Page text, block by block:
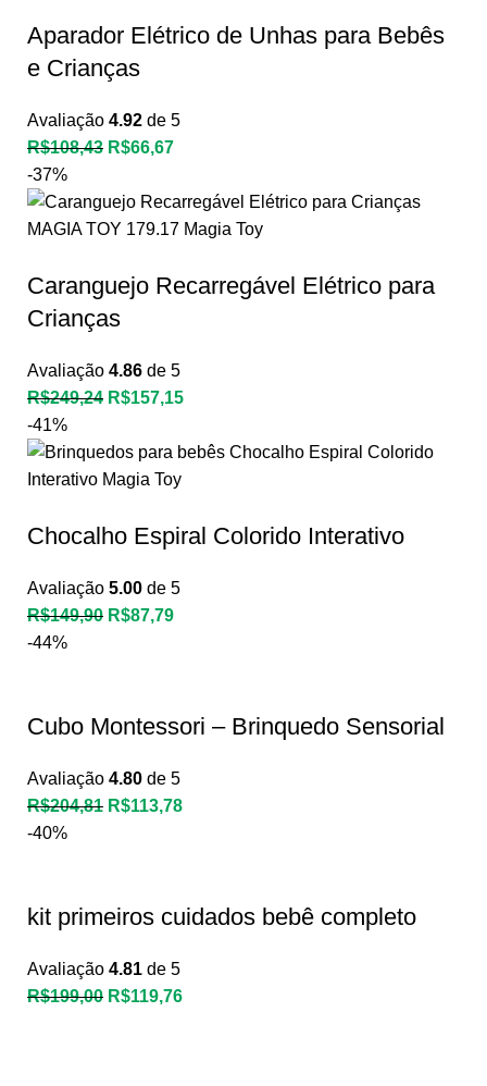
Aparador Elétrico de Unhas para Bebês
e Crianças
Avaliação 4.92 de 5
R$108,43 R$66,67
-37%
Caranguejo Recarregável Elétrico para
Crianças
Avaliação 4.86 de 5
R$249,24 R$157,15
-41%
Chocalho Espiral Colorido Interativo
Avaliação 5.00 de 5
R$149,90 R$87,79
-44%
Cubo Montessori – Brinquedo Sensorial
Avaliação 4.80 de 5
R$204,81 R$113,78
-40%
kit primeiros cuidados bebê completo
Avaliação 4.81 de 5
R$199,00 R$119,76